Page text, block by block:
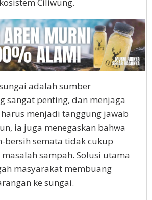
adalah sumber
sangat penting, dan menjaga
menjadi tanggung jawab
ia juga menegaskan bahwa
bersih semata tidak cukup
sampah. Solusi utama
masyarakat membuang
ke sungai.